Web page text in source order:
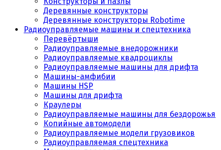
Деревянные конструкторы
Деревянные конструкторы Robotime
Радиоуправляемые машины и спецтехника
Перевёртыши
Радиоуправляемые внедорожники
Радиоуправляемые квадроциклы
Радиоуправляемые машины для дрифта
Машины-амфибии
Машины HSP
Машины для дрифта
Краулеры
Радиоуправляемые машины для бездорожья
Копийные автомодели
Радиоуправляемые модели грузовиков
Радиоуправляемая спецтехника